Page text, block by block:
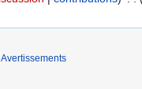
Avertissements